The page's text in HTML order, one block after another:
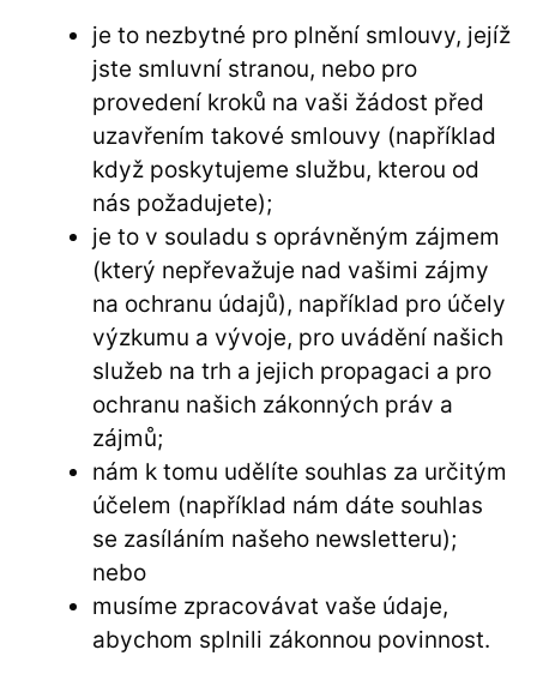
je to nezbytné pro plnění smlouvy, jejíž
jste smluvní stranou, nebo pro
provedení kroků na vaši žádost před
uzavřením takové smlouvy (například
když poskytujeme službu, kterou od
nás požadujete);
je to v souladu s oprávněným zájmem
(který nepřevažuje nad vašimi zájmy
na ochranu údajů), například pro účely
výzkumu a vývoje, pro uvádění našich
služeb na trh a jejich propagaci a pro
ochranu našich zákonných práv a
zájmů;
nám k tomu udělíte souhlas za určitým
účelem (například nám dáte souhlas
se zasíláním našeho newsletteru);
nebo
musíme zpracovávat vaše údaje,
abychom splnili zákonnou povinnost.